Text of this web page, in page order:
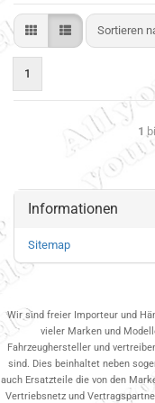
Sortieren
1
1
Informationen
Sitemap
Wir sind freier Importeur und
vieler Marken und
Fahrzeughersteller und
sind. Dies beinhaltet neben
auch Ersatzteile die von den
Vertriebsnetz und